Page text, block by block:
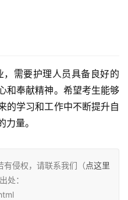
和奉献精神。希望考生能够
的学习和工作中不断提升自
量。
有侵权，请联系我们（点这里
处：